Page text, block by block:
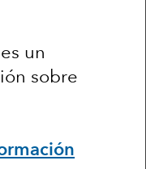
un
sobre